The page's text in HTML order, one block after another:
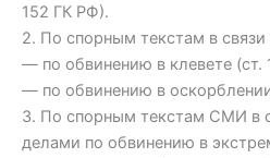
152 ГК РФ).
2. По спорным текстам в
— по обвинению в клевете (ст.
— по обвинению в
3. По спорным текстам СМИ в
делами по обвинению в